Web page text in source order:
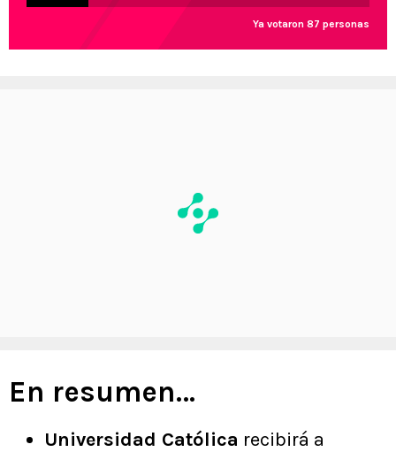
Ya votaron 87 personas
En resumen…
Universidad Católica recibirá a